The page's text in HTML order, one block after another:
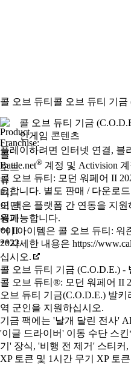
콜 오브 듀티 콜 오브 듀티 기금
콜 오브 듀티 기금
인게임 콘텐츠
가격
Available actions
플레이하려면 인터넷 연결, 블
Battle.net® 계정 및 Activision
콜 오브 듀티: 모던 워페어 II
요합니다. 별도 판매 / 다운로
이 팩은 플랫폼 간 연동을 지원
용가능합니다.
*이 아이템은 콜 오브 듀티: 워
**자세한 내용은 https://
십시오.
콜 오브 듀티 기금 (C.O.D.E.) -
콜 오브 듀티®: 모던 워페어 II
오브 듀티 기금(C.O.D.E.) 발
역 군인을 지원하십시오.
기금 팩에는 '날개 달린 전사'
'이글 드라이버' 이동 수단 스
기' 장식, '비행 전 제거' 스티커
XP 토큰 및 1시간 무기 XP 토